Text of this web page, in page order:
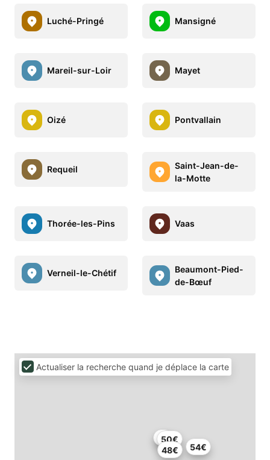
Luché-Pringé Mansigné
Mareil-sur-Loir Mayet
Oizé Pontvallain
Requeil
Saint-Jean-de-
la-Motte
Thorée-les-Pins Vaas
Verneil-le-Chétif
Beaumont-Pied-
de-Bœuf
2€
48€
50€
54€
Actualiser la recherche quand je déplace la carte